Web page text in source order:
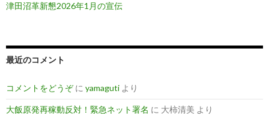
津田沼革新懇2026年1月の宣伝
最近のコメント
コメントをどうぞに yamaguti より
大飯原発再稼動反対！緊急ネット署名 に 大柿清美 より